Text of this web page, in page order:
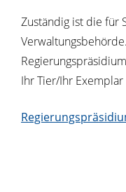
Zuständig ist die für
Ihr Tier/Ihr